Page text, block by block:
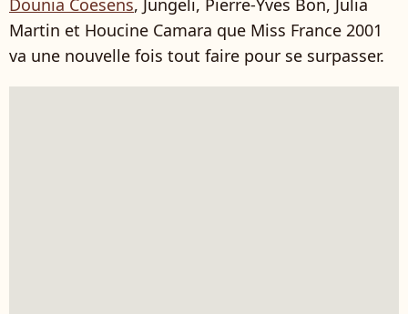
Dounia Coesens, Jungeli, Pierre-Yves Bon, Julia
Martin et Houcine Camara que Miss France 2001
va une nouvelle fois tout faire pour se surpasser.